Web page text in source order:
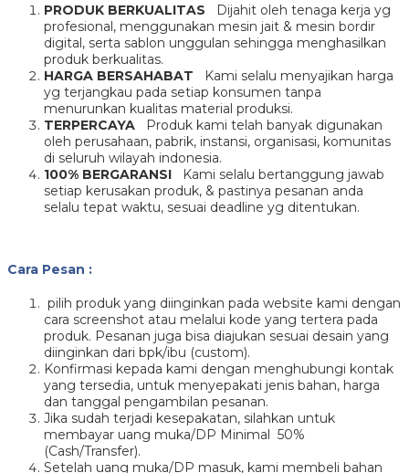
PRODUK BERKUALITAS
Dijahit oleh tenaga kerja yg
profesional, menggunakan mesin jait & mesin bordir
digital, serta sablon unggulan sehingga menghasilkan
produk berkualitas.
HARGA BERSAHABAT
Kami selalu menyajikan harga
yg terjangkau pada setiap konsumen tanpa
menurunkan kualitas material produksi.
TERPERCAYA
Produk kami telah banyak digunakan
oleh perusahaan, pabrik, instansi, organisasi, komunitas
di seluruh wilayah indonesia.
100% BERGARANSI
Kami selalu bertanggung jawab
setiap kerusakan produk, & pastinya pesanan anda
selalu tepat waktu, sesuai deadline yg ditentukan.
Cara Pesan :
pilih produk yang diinginkan pada website kami dengan
cara screenshot atau melalui kode yang tertera pada
produk. Pesanan juga bisa diajukan sesuai desain yang
diinginkan dari bpk/ibu (custom).
Konfirmasi kepada kami dengan menghubungi kontak
yang tersedia, untuk menyepakati jenis bahan, harga
dan tanggal pengambilan pesanan.
Jika sudah terjadi kesepakatan, silahkan untuk
membayar uang muka/DP Minimal 50%
(Cash/Transfer).
Setelah uang muka/DP masuk, kami membeli bahan